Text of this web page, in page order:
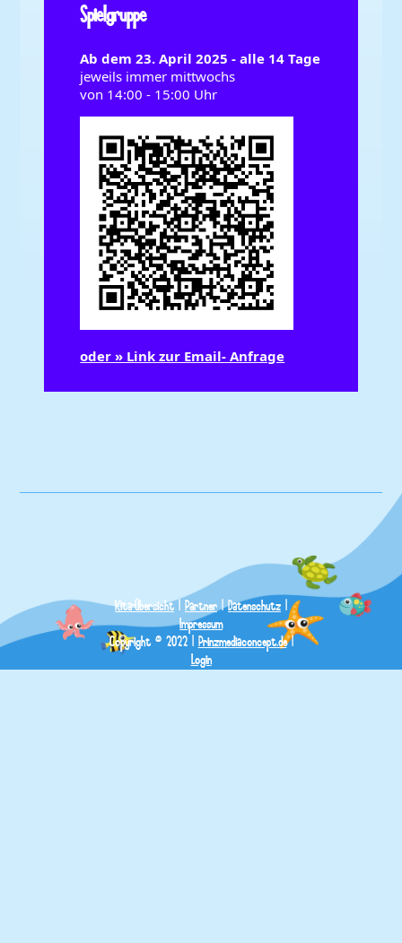
Spielgruppe
Ab dem 23. April 2025 - alle 14 Tage
jeweils immer mittwochs
von 14:00 - 15:00 Uhr
oder » Link zur Email- Anfrage
Kita-Übersicht| Partner|Datenschutz |
Impressum
Copyright © 2022 | Prinzmediaconcept.de|
Login